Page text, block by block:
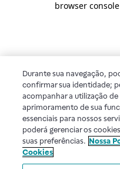
browser
Durante sua navegação,
confirmar sua identidade;
acompanhar a utilização
aprimoramento de sua
essenciais para nossos
poderá gerenciar os
suas preferências. Nossa
Cookies